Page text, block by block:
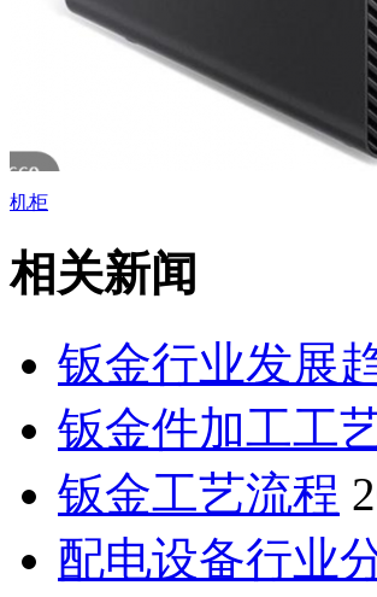
机柜
相关新闻
钣金行业发展
钣金件加工工
钣金工艺流程
配电设备行业